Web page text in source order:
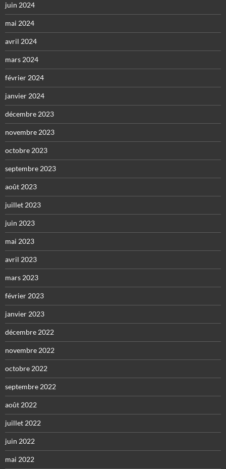
juin 2024
mai 2024
avril 2024
mars 2024
février 2024
janvier 2024
décembre 2023
novembre 2023
octobre 2023
septembre 2023
août 2023
juillet 2023
juin 2023
mai 2023
avril 2023
mars 2023
février 2023
janvier 2023
décembre 2022
novembre 2022
octobre 2022
septembre 2022
août 2022
juillet 2022
juin 2022
mai 2022